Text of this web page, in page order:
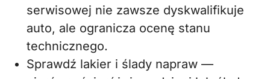
serwisowej nie zawsze dyskwalifikuje
auto, ale ogranicza ocenę stanu
technicznego.
Sprawdź lakier i ślady napraw —